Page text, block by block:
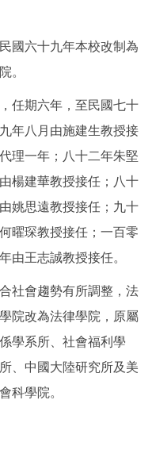
六十九年本校改制為
。
期六年，至民國七十
年八月由施建生教授接
理一年；八十二年朱堅
楊建華教授接任；八十
姚思遠教授接任；九十
曜琛教授接任；一百零
由王志誠教授接任。
會趨勢有所調整，法
院改為法律學院，原屬
學系所、社會福利學
、中國大陸研究所及美
科學院。